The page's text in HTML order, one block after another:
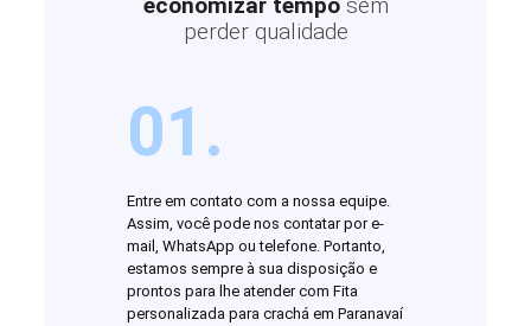
economizar tempo sem
perder qualidade
01.
Entre em contato com a nossa equipe.
Assim, você pode nos contatar por e-
mail, WhatsApp ou telefone. Portanto,
estamos sempre à sua disposição e
prontos para lhe atender com Fita
personalizada para crachá em Paranavaí